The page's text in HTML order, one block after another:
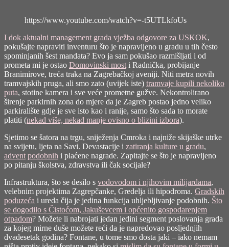
https://www.youtube.com/watch?v=-t5UTLkfoUs
I dok aktualni management grada vježba odgovore za USKOK,
pokušajte napraviti inventuru što je napravljeno u gradu u tih često
spominjanih šest mandata? Evo ja sam pokušao razmišljati i od
prometa mi je ostao Domovinski most i Radnička, probijanje
Branimirove, treća traka na Zagrebačkoj aveniji. Niti metra novih
tramvajskih pruga, ali smo zato (uvijek iste) tramvaje kupili nekoliko
puta, stotine kamera i sve veće prometne gužve. Nekontrolirano
širenje parkirnih zona do mjere da je Zagreb postao jedno veliko
parkiralište gdje je sve isto kao i ranije, samo što sada to morate
platiti (nekad više, nekad manje ovisno o blizini izbora).
Sjetimo se šatora na trgu, sniježenja Cmroka i najniže skijaške utrke
na svijetu, ljeta na Savi. Devastacije i zatiranja kulture u gradu,
advent podobnih i plaćene nagrade. Zapitajte se što je napravljeno
po pitanju školstva, zdravstva ili čak socijale?
Infrastruktura, što se desilo s vodovodom i njihovim milijardama,
velebnim projektima Zagrepčanke, Gredelja ili hipodroma. Gradskih
poduzeća i ureda čija je jedina funkcija uhljebljivanje podobnih. Što
se dogodilo s Čistoćom, Jakuševcem i općenito gospodarenjem
otpadom? Možete li nabrojati jedan jedini segment poslovanja grada
za kojeg mirne duše možete reći da je napredovao posljednjih
dvadesetak godina? Fontane, u tome smo dosta jaki – iako nemam